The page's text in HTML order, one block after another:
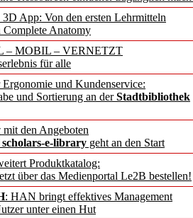
3D App: Von den ersten Lehrmitteln
Complete Anatomy
– MOBIL – VERNETZT
für alle
und Kundenservice:
und Sortierung an derStadtbibliothek
mit den Angeboten
scholars-e-library geht an den Start
Produktkatalog:
über das Medienportal Le2B bestellen!
: HAN bringt effektives Management
unter einen Hut
Attempto
Information
in
Institut neu
und
Intelligenz
verstehen